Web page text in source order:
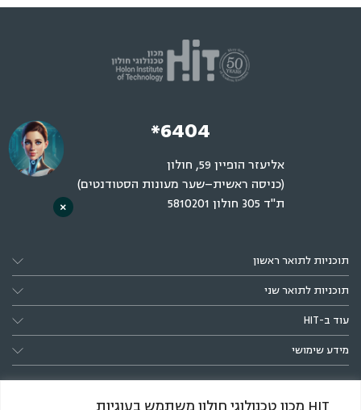
*6404
אליעזר הופיין 59, חולון
(כניסה ראשית–שער מעונות הסטודנטים)
ת"ד 305 חולון 5810201
תוכניות לתואר ראשון
תוכניות לתואר שני
עוד ב-HIT
מידע שימושי
×